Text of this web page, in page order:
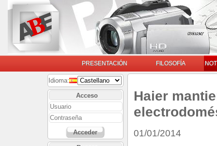
PRESENTACIÓN FILOSOFÍA
Idioma:
Acceso
Acceder
Haier
01/01/2014